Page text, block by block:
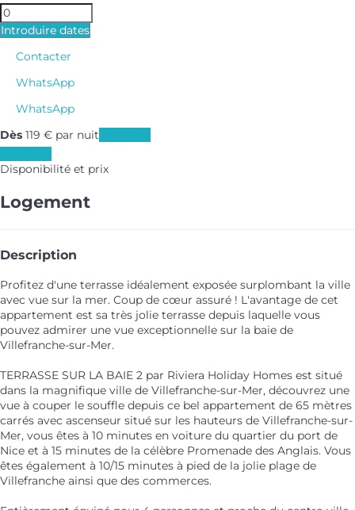
Introduire dates
Contacter
WhatsApp
WhatsApp
Dès 119 € par nuit
Disponibilité et prix
Logement
Description
Profitez d'une terrasse idéalement exposée surplombant la ville
avec vue sur la mer. Coup de cœur assuré ! L'avantage de cet
appartement est sa très jolie terrasse depuis laquelle vous
pouvez admirer une vue exceptionnelle sur la baie de
Villefranche-sur-Mer.
TERRASSE SUR LA BAIE 2 par Riviera Holiday Homes est situé
dans la magnifique ville de Villefranche-sur-Mer, découvrez une
vue à couper le souffle depuis ce bel appartement de 65 mètres
carrés avec ascenseur situé sur les hauteurs de Villefranche-sur-
Mer, vous êtes à 10 minutes en voiture du quartier du port de
Nice et à 15 minutes de la célèbre Promenade des Anglais. Vous
êtes également à 10/15 minutes à pied de la jolie plage de
Villefranche ainsi que des commerces.